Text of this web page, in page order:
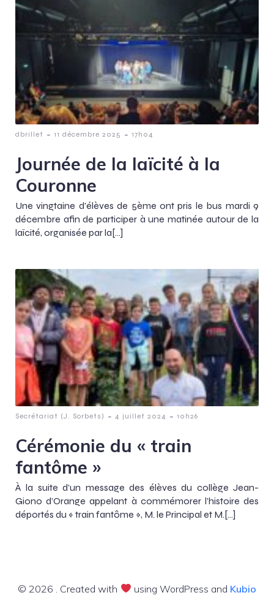
dbrillet - 11 décembre 2025 - 17h04
Journée de la laïcité à la
Couronne
Une vingtaine d’élèves de 5ème ont pris le bus mardi 9
décembre afin de participer à une matinée autour de la
laïcité, organisée par la[…]
Secrétariat (J. Sorbets) - 4 juillet 2024 - 10h26
Cérémonie du « train
fantôme »
À la suite d’un message des élèves du collège Jean-
Giono d’Orange appelant à commémorer l’histoire des
déportés du « train fantôme », M. le Principal et M.[…]
© 2026 . Created with using WordPress and Kubio